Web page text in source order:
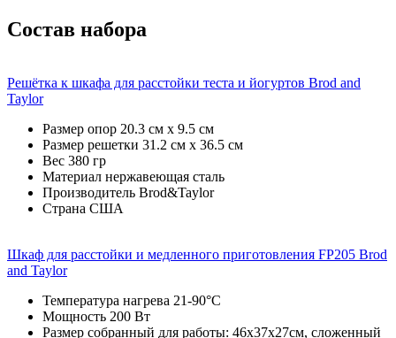
Состав набора
Решётка к шкафа для расстойки теста и йогуртов Brod and
Taylor
Размер опор 20.3 см х 9.5 см
Размер решетки 31.2 см х 36.5 см
Вес 380 гр
Материал нержавеющая сталь
Производитель Brod&Taylor
Страна США
Шкаф для расстойки и медленного приготовления FP205 Brod
and Taylor
Температура нагрева 21-90°C
Мощность 200 Вт
Размер собранный для работы: 46х37х27см, сложенный